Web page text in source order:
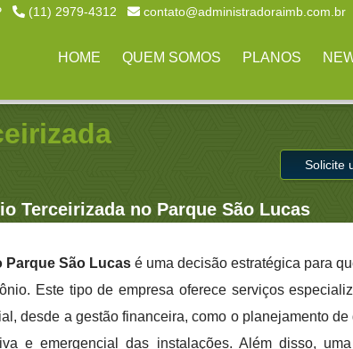
(11) 2979-4312 contato@administradoraimb.com.br
HOME QUEM SOMOS PLANOS
Terceirizada no Parque São Lucas
Solicite
Parque São Lucas é uma decisão estratégica para
Este tipo de empresa oferece serviços
desde a gestão financeira, como o planejamento de
e emergencial das instalações. Além disso, uma